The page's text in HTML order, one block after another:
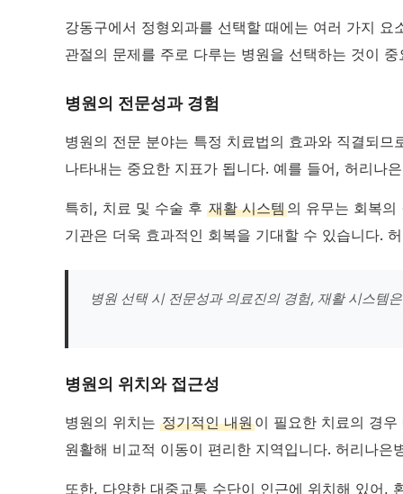
강동구에서 정형외과를 선택할 때에는 여러 가지
관절의 문제를 주로 다루는 병원을 선택하는 것이
병원의 전문성과 경험
병원의 전문 분야는 특정 치료법의 효과와 직결되므
나타내는 중요한 지표가 됩니다. 예를 들어, 허리나
특히, 치료 및 수술 후 재활 시스템의 유무는 회복
기관은 더욱 효과적인 회복을 기대할 수 있습니다.
병원 선택 시 전문성과 의료진의 경험, 재활 시스템
병원의 위치와 접근성
병원의 위치는 정기적인 내원이 필요한 치료의 경
원활해 비교적 이동이 편리한 지역입니다. 허리나
또한, 다양한 대중교통 수단이 인근에 위치해 있어,